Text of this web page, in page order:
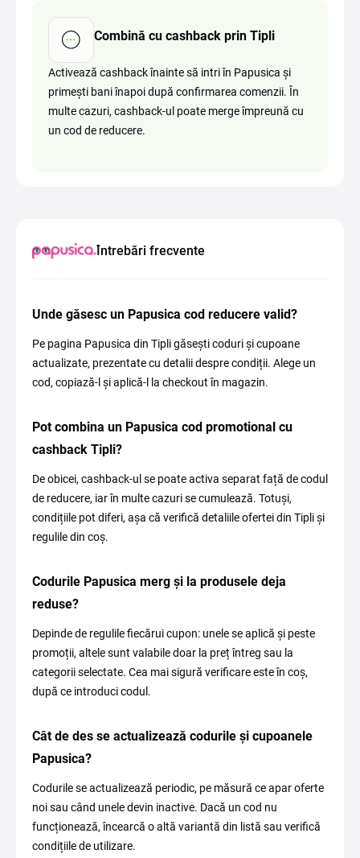
Combină cu cashback prin Tipli
Activează cashback înainte să intri în Papusica și
primești bani înapoi după confirmarea comenzii. În
multe cazuri, cashback-ul poate merge împreună cu
un cod de reducere.
Întrebări frecvente
Unde găsesc un Papusica cod reducere valid?
Pe pagina Papusica din Tipli găsești coduri și cupoane
actualizate, prezentate cu detalii despre condiții. Alege un
cod, copiază-l și aplică-l la checkout în magazin.
Pot combina un Papusica cod promotional cu
cashback Tipli?
De obicei, cashback-ul se poate activa separat față de codul
de reducere, iar în multe cazuri se cumulează. Totuși,
condițiile pot diferi, așa că verifică detaliile ofertei din Tipli și
regulile din coș.
Codurile Papusica merg și la produsele deja
reduse?
Depinde de regulile fiecărui cupon: unele se aplică și peste
promoții, altele sunt valabile doar la preț întreg sau la
categorii selectate. Cea mai sigură verificare este în coș,
după ce introduci codul.
Cât de des se actualizează codurile și cupoanele
Papusica?
Codurile se actualizează periodic, pe măsură ce apar oferte
noi sau când unele devin inactive. Dacă un cod nu
funcționează, încearcă o altă variantă din listă sau verifică
condițiile de utilizare.